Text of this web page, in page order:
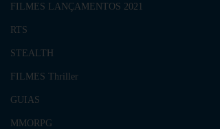
FILMES LANÇAMENTOS 2021
RTS
STEALTH
FILMES Thriller
GUIAS
MMORPG